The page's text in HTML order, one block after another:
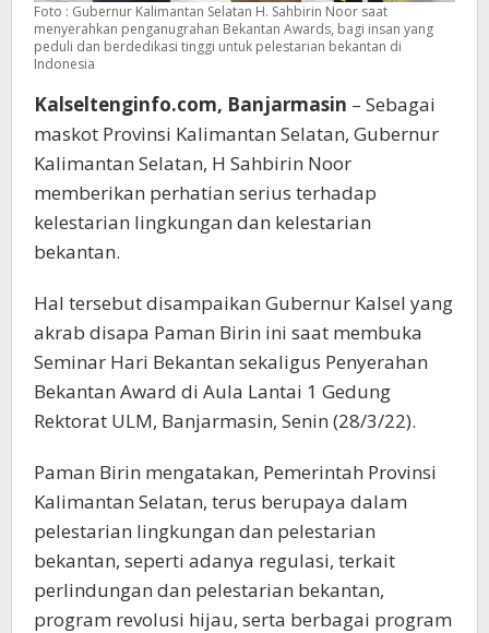
Foto : Gubernur Kalimantan Selatan H. Sahbirin Noor saat
menyerahkan penganugrahan Bekantan Awards, bagi insan yang
peduli dan berdedikasi tinggi untuk pelestarian bekantan di
Indonesia
Kalseltenginfo.com, Banjarmasin – Sebagai
maskot Provinsi Kalimantan Selatan, Gubernur
Kalimantan Selatan, H Sahbirin Noor
memberikan perhatian serius terhadap
kelestarian lingkungan dan kelestarian
bekantan.
Hal tersebut disampaikan Gubernur Kalsel yang
akrab disapa Paman Birin ini saat membuka
Seminar Hari Bekantan sekaligus Penyerahan
Bekantan Award di Aula Lantai 1 Gedung
Rektorat ULM, Banjarmasin, Senin (28/3/22).
Paman Birin mengatakan, Pemerintah Provinsi
Kalimantan Selatan, terus berupaya dalam
pelestarian lingkungan dan pelestarian
bekantan, seperti adanya regulasi, terkait
perlindungan dan pelestarian bekantan,
program revolusi hijau, serta berbagai program